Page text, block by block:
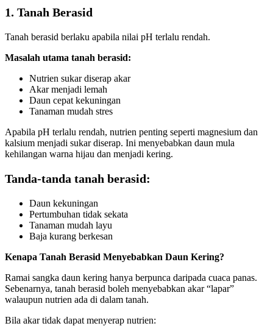
1. Tanah Berasid
Tanah berasid berlaku apabila nilai pH terlalu rendah.
Masalah utama tanah berasid:
Nutrien sukar diserap akar
Akar menjadi lemah
Daun cepat kekuningan
Tanaman mudah stres
Apabila pH terlalu rendah, nutrien penting seperti magnesium dan
kalsium menjadi sukar diserap. Ini menyebabkan daun mula
kehilangan warna hijau dan menjadi kering.
Tanda-tanda tanah berasid:
Daun kekuningan
Pertumbuhan tidak sekata
Tanaman mudah layu
Baja kurang berkesan
Kenapa Tanah Berasid Menyebabkan Daun Kering?
Ramai sangka daun kering hanya berpunca daripada cuaca panas.
Sebenarnya, tanah berasid boleh menyebabkan akar “lapar”
walaupun nutrien ada di dalam tanah.
Bila akar tidak dapat menyerap nutrien: